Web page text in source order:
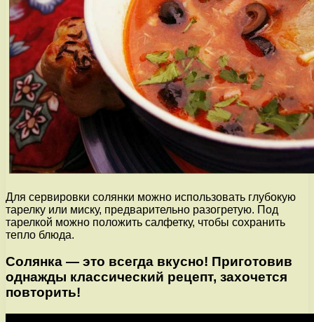
Для сервировки солянки можно использовать глубокую
тарелку или миску, предварительно разогретую. Под
тарелкой можно положить салфетку, чтобы сохранить
тепло блюда.
Солянка — это всегда вкусно! Приготовив
однажды классический рецепт, захочется
повторить!